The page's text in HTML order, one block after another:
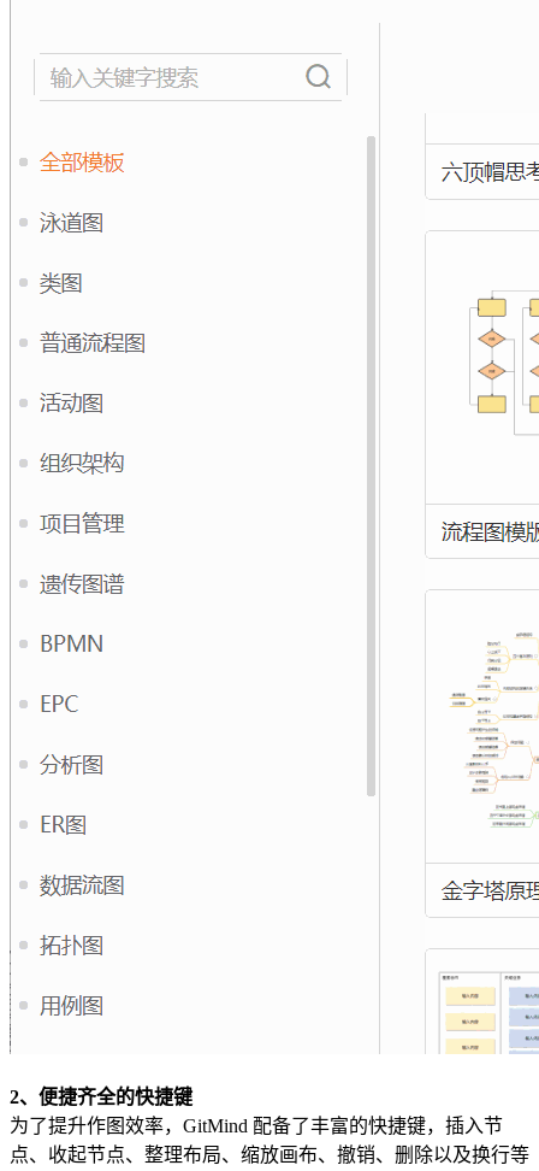
2、便捷齐全的快捷键
为了提升作图效率，GitMind 配备了丰富的快捷键，插入节
点、收起节点、整理布局、缩放画布、撤销、删除以及换行等